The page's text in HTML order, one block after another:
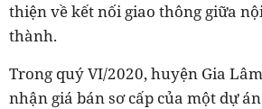
thiện về kết nối giao thông giữa
thành.
Trong quý VI/2020, huyện Gia
nhận giá bán sơ cấp của một dự